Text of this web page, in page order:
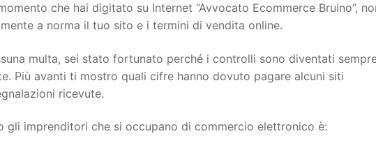
che hai digitato su Internet “Avvocato Ecommerce Bruino”,
a norma il tuo sito e i termini di vendita online.
multa, sei stato fortunato perché i controlli sono diventati
Più avanti ti mostro quali cifre hanno dovuto pagare alcuni siti
ricevute.
gli imprenditori che si occupano di commercio elettronico è: